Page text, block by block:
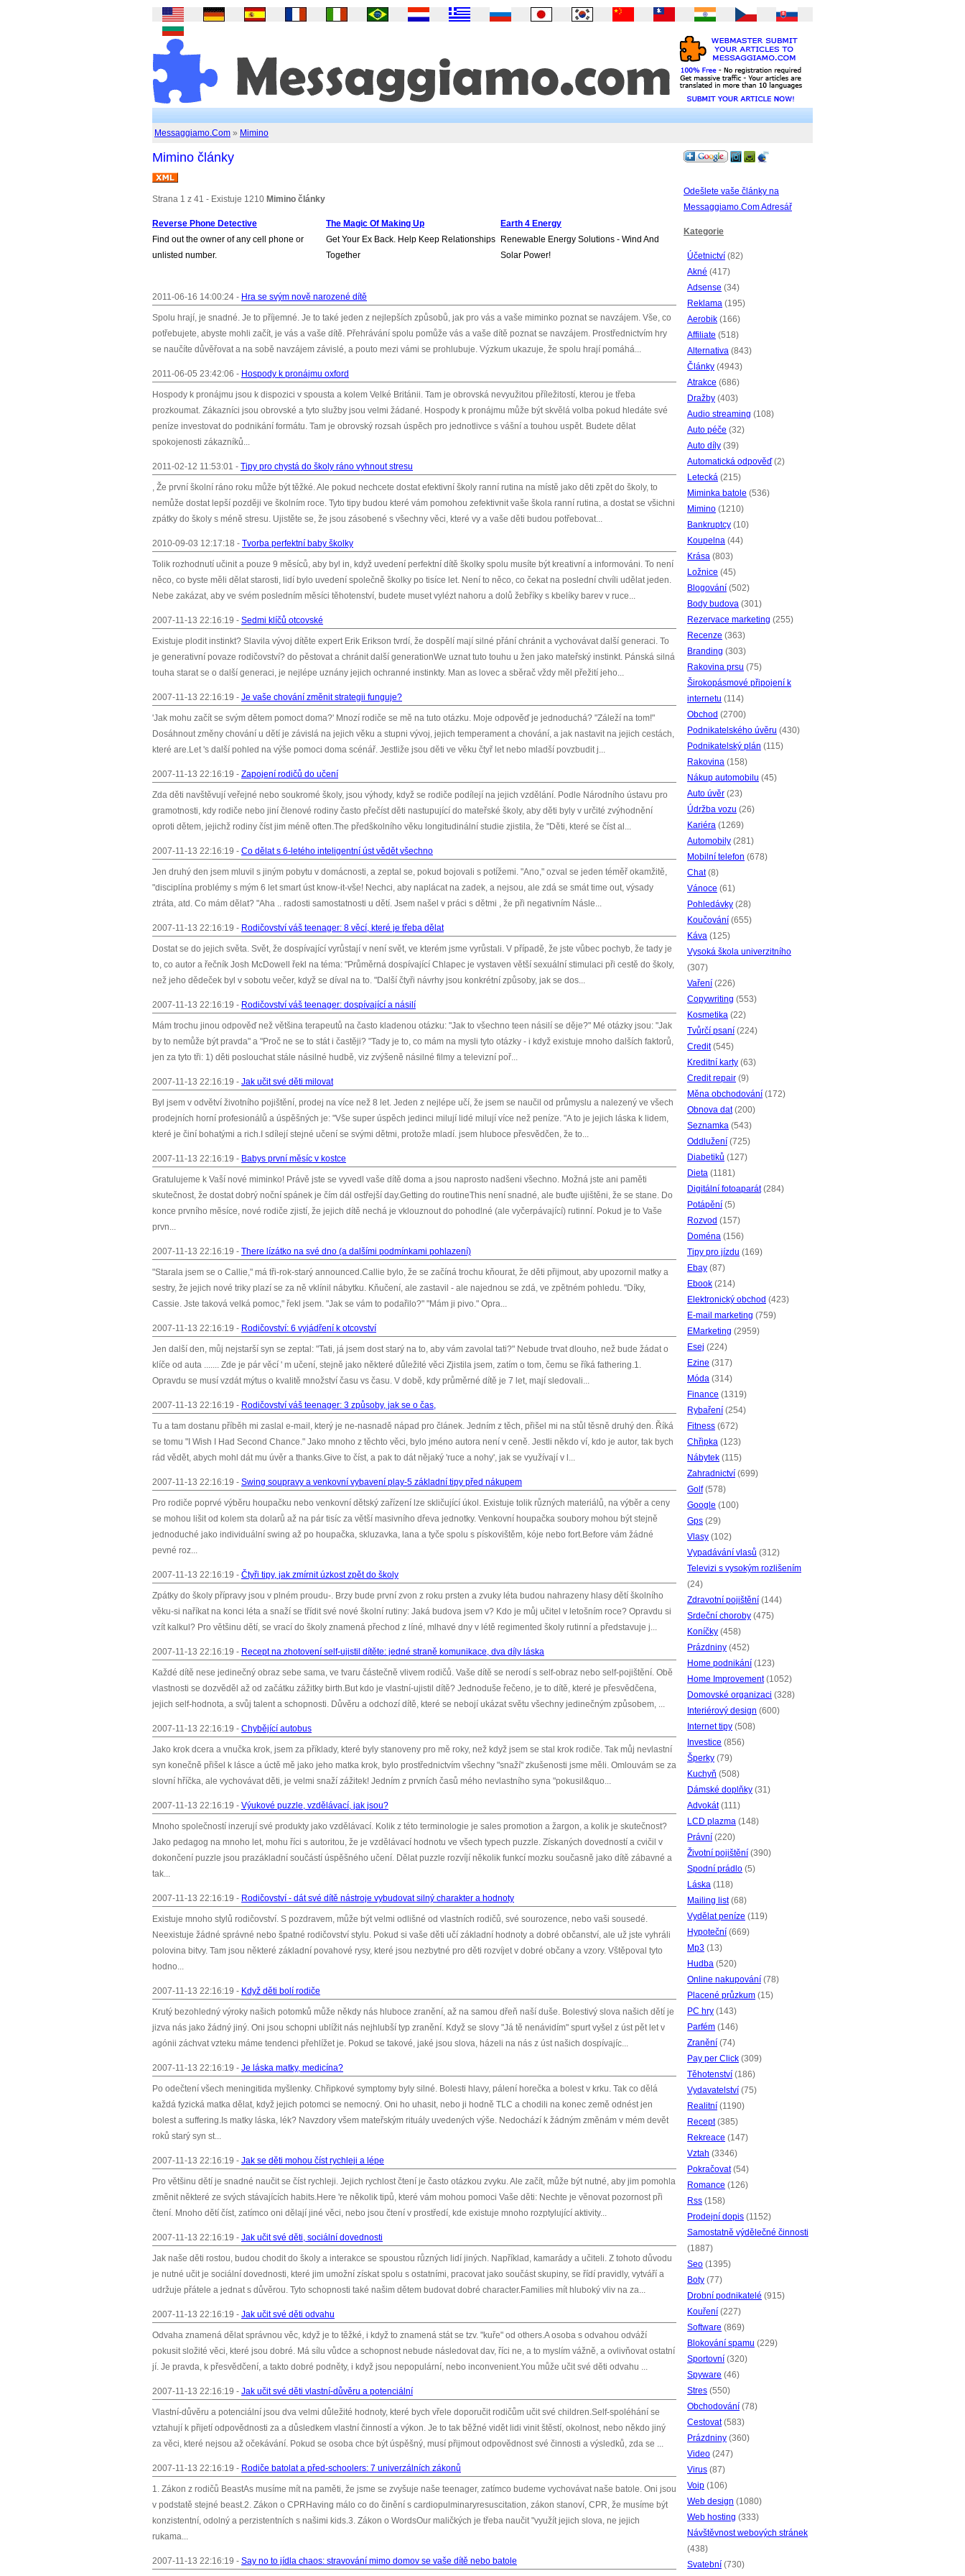
Messaggiamo.Com » Mimino
Mimino články
Strana 1 z 41 - Existuje 1210 Mimino články
Reverse Phone Detective
Find out the owner of any cell phone or
unlisted number.
The Magic Of Making Up
Get Your Ex Back. Help Keep Relationships
Together
Earth 4 Energy
Renewable Energy Solutions - Wind And
Solar Power!
2011-06-16 14:00:24 - Hra se svým nově narozené dítě
Spolu hrají, je snadné. Je to příjemné. Je to také jeden z nejlepších způsobů, jak pro vás a vaše miminko poznat se navzájem. Vše, co
potřebujete, abyste mohli začít, je vás a vaše dítě. Přehrávání spolu pomůže vás a vaše dítě poznat se navzájem. Prostřednictvím hry
se naučíte důvěřovat a na sobě navzájem závislé, a pouto mezi vámi se prohlubuje. Výzkum ukazuje, že spolu hrají pomáhá...
2011-06-05 23:42:06 - Hospody k pronájmu oxford
Hospody k pronájmu jsou k dispozici v spousta a kolem Velké Británii. Tam je obrovská nevyužitou příležitostí, kterou je třeba
prozkoumat. Zákazníci jsou obrovské a tyto služby jsou velmi žádané. Hospody k pronájmu může být skvělá volba pokud hledáte své
peníze investovat do podnikání formátu. Tam je obrovský rozsah úspěch pro jednotlivce s vášní a touhou uspět. Budete dělat
spokojenosti zákazníků...
2011-02-12 11:53:01 - Tipy pro chystá do školy ráno vyhnout stresu
, Že první školní ráno roku může být těžké. Ale pokud nechcete dostat efektivní školy ranní rutina na místě jako děti zpět do školy, to
nemůže dostat lepší později ve školním roce. Tyto tipy budou které vám pomohou zefektivnit vaše škola ranní rutina, a dostat se všichni
zpátky do školy s méně stresu. Ujistěte se, že jsou zásobené s všechny věci, které vy a vaše děti budou potřebovat...
2010-09-03 12:17:18 - Tvorba perfektní baby školky
Tolik rozhodnutí učinit a pouze 9 měsíců, aby byl in, když uvedení perfektní dítě školky spolu musíte být kreativní a informováni. To není
něco, co byste měli dělat starosti, lidí bylo uvedení společně školky po tisíce let. Není to něco, co čekat na poslední chvíli udělat jeden.
Nebe zakázat, aby ve svém posledním měsíci těhotenství, budete muset vylézt nahoru a dolů žebříky s kbelíky barev v ruce...
2007-11-13 22:16:19 - Sedmi klíčů otcovské
Existuje plodit instinkt? Slavila vývoj dítěte expert Erik Erikson tvrdí, že dospělí mají silné přání chránit a vychovávat další generaci. To
je generativní povaze rodičovství? do pěstovat a chránit další generationWe uznat tuto touhu u žen jako mateřský instinkt. Pánská silná
touha starat se o další generaci, je nejlépe uznány jejich ochranné instinkty. Man as lovec a sběrač vždy měl přežití jeho...
2007-11-13 22:16:19 - Je vaše chování změnit strategii funguje?
'Jak mohu začít se svým dětem pomoct doma?' Mnozí rodiče se mě na tuto otázku. Moje odpověď je jednoduchá? "Záleží na tom!"
Dosáhnout změny chování u dětí je závislá na jejich věku a stupni vývoj, jejich temperament a chování, a jak nastavit na jejich cestách,
které are.Let 's další pohled na výše pomoci doma scénář. Jestliže jsou děti ve věku čtyř let nebo mladší povzbudit j...
2007-11-13 22:16:19 - Zapojení rodičů do učení
Zda děti navštěvují veřejné nebo soukromé školy, jsou výhody, když se rodiče podílejí na jejich vzdělání. Podle Národního ústavu pro
gramotnosti, kdy rodiče nebo jiní členové rodiny často přečíst děti nastupující do mateřské školy, aby děti byly v určité zvýhodnění
oproti dětem, jejichž rodiny číst jim méně often.The předškolního věku longitudinální studie zjistila, že "Děti, které se číst al...
2007-11-13 22:16:19 - Co dělat s 6-letého inteligentní úst vědět všechno
Jen druhý den jsem mluvil s jiným pobytu v domácnosti, a zeptal se, pokud bojovali s potížemi. "Ano," ozval se jeden téměř okamžitě,
"disciplína problémy s mým 6 let smart úst know-it-vše! Nechci, aby naplácat na zadek, a nejsou, ale zdá se smát time out, výsady
ztráta, atd. Co mám dělat? "Aha .. radosti samostatnosti u dětí. Jsem našel v práci s dětmi , že při negativním Násle...
2007-11-13 22:16:19 - Rodičovství váš teenager: 8 věcí, které je třeba dělat
Dostat se do jejich světa. Svět, že dospívající vyrůstají v není svět, ve kterém jsme vyrůstali. V případě, že jste vůbec pochyb, že tady je
to, co autor a řečník Josh McDowell řekl na téma: "Průměrná dospívající Chlapec je vystaven větší sexuální stimulaci při cestě do školy,
než jeho dědeček byl v sobotu večer, když se díval na to. "Další čtyři návrhy jsou konkrétní způsoby, jak se dos...
2007-11-13 22:16:19 - Rodičovství váš teenager: dospívající a násilí
Mám trochu jinou odpověď než většina terapeutů na často kladenou otázku: "Jak to všechno teen násilí se děje?" Mé otázky jsou: "Jak
by to nemůže být pravda" a "Proč ne se to stát i častěji? "Tady je to, co mám na mysli tyto otázky - i když existuje mnoho dalších faktorů,
jen za tyto tři: 1) děti poslouchat stále násilné hudbě, viz zvýšeně násilné filmy a televizní poř...
2007-11-13 22:16:19 - Jak učit své děti milovat
Byl jsem v odvětví životního pojištění, prodej na více než 8 let. Jeden z nejlépe učí, že jsem se naučil od průmyslu a nalezený ve všech
prodejních horní profesionálů a úspěšných je: "Vše super úspěch jedinci milují lidé milují více než peníze. "A to je jejich láska k lidem,
které je činí bohatými a rich.I sdílejí stejné učení se svými dětmi, protože mladí. jsem hluboce přesvědčen, že to...
2007-11-13 22:16:19 - Babys první měsíc v kostce
Gratulujeme k Vaší nové miminko! Právě jste se vyvedl vaše dítě doma a jsou naprosto nadšeni všechno. Možná jste ani paměti
skutečnost, že dostat dobrý noční spánek je čím dál ostřejší day.Getting do routineThis není snadné, ale buďte ujištěni, že se stane. Do
konce prvního měsíce, nové rodiče zjistí, že jejich dítě nechá je vklouznout do pohodlné (ale vyčerpávající) rutinní. Pokud je to Vaše
prvn...
2007-11-13 22:16:19 - There lízátko na své dno (a dalšími podmínkami pohlazení)
"Starala jsem se o Callie," má tři-rok-starý announced.Callie bylo, že se začíná trochu kňourat, že děti přijmout, aby upozornil matky a
sestry, že jejich nové triky plazí se za ně vklínil nábytku. Kňučení, ale zastavil - ale najednou se zdá, ve zpětném pohledu. "Díky,
Cassie. Jste taková velká pomoc," řekl jsem. "Jak se vám to podařilo?" "Mám ji pivo." Opra...
2007-11-13 22:16:19 - Rodičovství: 6 vyjádření k otcovství
Jen další den, můj nejstarší syn se zeptal: "Tati, já jsem dost starý na to, aby vám zavolal tati?" Nebude trvat dlouho, než bude žádat o
klíče od auta ....... Zde je pár věcí ' m učení, stejně jako některé důležité věci Zjistila jsem, zatím o tom, čemu se říká fathering.1.
Opravdu se musí vzdát mýtus o kvalitě množství času vs času. V době, kdy průměrné dítě je 7 let, mají sledovali...
2007-11-13 22:16:19 - Rodičovství váš teenager: 3 způsoby, jak se o čas,
Tu a tam dostanu příběh mi zaslal e-mail, který je ne-nasnadě nápad pro článek. Jedním z těch, přišel mi na stůl těsně druhý den. Říká
se tomu "I Wish I Had Second Chance." Jako mnoho z těchto věci, bylo jméno autora není v ceně. Jestli někdo ví, kdo je autor, tak bych
rád vědět, abych mohl dát mu úvěr a thanks.Give to číst, a pak to dát nějaký 'ruce a nohy', jak se využívají v l...
2007-11-13 22:16:19 - Swing soupravy a venkovní vybavení play-5 základní tipy před nákupem
Pro rodiče poprvé výběru houpačku nebo venkovní dětský zařízení lze skličující úkol. Existuje tolik různých materiálů, na výběr a ceny
se mohou lišit od kolem sta dolarů až na pár tisíc za větší masivního dřeva jednotky. Venkovní houpačka soubory mohou být stejně
jednoduché jako individuální swing až po houpačka, skluzavka, lana a tyče spolu s pískovištěm, kóje nebo fort.Before vám žádné
pevné roz...
2007-11-13 22:16:19 - Čtyři tipy, jak zmírnit úzkost zpět do školy
Zpátky do školy přípravy jsou v plném proudu-. Brzy bude první zvon z roku prsten a zvuky léta budou nahrazeny hlasy dětí školního
věku-si naříkat na konci léta a snaží se třídit své nové školní rutiny: Jaká budova jsem v? Kdo je můj učitel v letošním roce? Opravdu si
vzít kalkul? Pro většinu dětí, se vrací do školy znamená přechod z líné, mlhavé dny v létě regimented školy rutinní a představuje j...
2007-11-13 22:16:19 - Recept na zhotovení self-ujistil dítěte: jedné straně komunikace, dva díly láska
Každé dítě nese jedinečný obraz sebe sama, ve tvaru částečně vlivem rodičů. Vaše dítě se nerodí s self-obraz nebo self-pojištění. Obě
vlastnosti se dozvěděl až od začátku zážitky birth.But kdo je vlastní-ujistil dítě? Jednoduše řečeno, je to dítě, které je přesvědčena,
jejich self-hodnota, a svůj talent a schopnosti. Důvěru a odchozí dítě, které se nebojí ukázat světu všechny jedinečným způsobem, ...
2007-11-13 22:16:19 - Chybějící autobus
Jako krok dcera a vnučka krok, jsem za příklady, které byly stanoveny pro mě roky, než když jsem se stal krok rodiče. Tak můj nevlastní
syn konečně přišel k lásce a úctě mě jako jeho matka krok, bylo prostřednictvím všechny "snaží" zkušenosti jsme měli. Omlouvám se za
slovní hříčka, ale vychovávat děti, je velmi snaží zážitek! Jedním z prvních časů mého nevlastního syna "pokusil&quo...
2007-11-13 22:16:19 - Výukové puzzle, vzdělávací, jak jsou?
Mnoho společností inzerují své produkty jako vzdělávací. Kolik z této terminologie je sales promotion a žargon, a kolik je skutečnost?
Jako pedagog na mnoho let, mohu říci s autoritou, že je vzdělávací hodnotu ve všech typech puzzle. Získaných dovedností a cvičil v
dokončení puzzle jsou prazákladní součástí úspěšného učení. Dělat puzzle rozvíjí několik funkcí mozku současně jako dítě zábavné a
tak...
2007-11-13 22:16:19 - Rodičovství - dát své dítě nástroje vybudovat silný charakter a hodnoty
Existuje mnoho stylů rodičovství. S pozdravem, může být velmi odlišné od vlastních rodičů, své sourozence, nebo vaši sousedé.
Neexistuje žádné správné nebo špatné rodičovství stylu. Pokud si vaše děti učí základní hodnoty a dobré občanství, ale už jste vyhráli
polovina bitvy. Tam jsou některé základní povahové rysy, které jsou nezbytné pro děti rozvíjet v dobré občany a vzory. Vštěpoval tyto
hodno...
2007-11-13 22:16:19 - Když děti bolí rodiče
Krutý bezohledný výroky našich potomků může někdy nás hluboce zranění, až na samou dřeň naší duše. Bolestivý slova našich dětí je
jizva nás jako žádný jiný. Oni jsou schopni ublížit nás nejhlubší typ zranění. Když se slovy "Já tě nenávidím" spurt vyšel z úst pět let v
agónii záchvat vzteku máme tendenci přehlížet je. Pokud se takové, jaké jsou slova, házeli na nás z úst našich dospívajíc...
2007-11-13 22:16:19 - Je láska matky, medicína?
Po odečtení všech meningitida myšlenky. Chřipkové symptomy byly silné. Bolesti hlavy, pálení horečka a bolest v krku. Tak co dělá
každá fyzická matka dělat, když jejich potomci se nemocný. Oni ho uhasit, nebo ji hodně TLC a chodili na konec země odnést jen
bolest a suffering.Is matky láska, lék? Navzdory všem mateřským rituály uvedených výše. Nedochází k žádným změnám v mém devět
roků starý syn st...
2007-11-13 22:16:19 - Jak se děti mohou číst rychleji a lépe
Pro většinu dětí je snadné naučit se číst rychleji. Jejich rychlost čtení je často otázkou zvyku. Ale začít, může být nutné, aby jim pomohla
změnit některé ze svých stávajících habits.Here 're několik tipů, které vám mohou pomoci Vaše děti: Nechte je věnovat pozornost při
čtení. Mnoho dětí číst, zatímco oni dělají jiné věci, nebo jsou čtení v prostředí, kde existuje mnoho rozptylující aktivity...
2007-11-13 22:16:19 - Jak učit své děti, sociální dovednosti
Jak naše děti rostou, budou chodit do školy a interakce se spoustou různých lidí jiných. Například, kamarády a učiteli. Z tohoto důvodu
je nutné učit je sociální dovednosti, které jim umožní získat spolu s ostatními, pracovat jako součást skupiny, se řídí pravidly, vytváří a
udržuje přátele a jednat s důvěrou. Tyto schopnosti také našim dětem budovat dobré character.Families mít hluboký vliv na za...
2007-11-13 22:16:19 - Jak učit své děti odvahu
Odvaha znamená dělat správnou věc, když je to těžké, i když to znamená stát se tzv. "kuře" od others.A osoba s odvahou odváží
pokusit složité věci, které jsou dobré. Má sílu vůdce a schopnost nebude následovat dav, říci ne, a to myslím vážně, a ovlivňovat ostatní
jí. Je pravda, k přesvědčení, a takto dobré podněty, i když jsou nepopulární, nebo inconvenient.You může učit své děti odvahu ...
2007-11-13 22:16:19 - Jak učit své děti vlastní-důvěru a potenciální
Vlastní-důvěru a potenciální jsou dva velmi důležité hodnoty, které bych vřele doporučit rodičům učit své children.Self-spoléhání se
vztahují k přijetí odpovědnosti za a důsledkem vlastní činností a výkon. Je to tak běžné vidět lidi vinit štěstí, okolnost, nebo někdo jiný
za věci, které nejsou až očekávání. Pokud se osoba chce být úspěšný, musí přijmout odpovědnost své činnosti a výsledků, zda se ...
2007-11-13 22:16:19 - Rodiče batolat a před-schoolers: 7 univerzálních zákonů
1. Zákon z rodičů BeastAs musíme mít na paměti, že jsme se zvyšuje naše teenager, zatímco budeme vychovávat naše batole. Oni jsou
v podstatě stejné beast.2. Zákon o CPRHaving málo co do činění s cardiopulminaryresuscitation, zákon stanoví, CPR, že musíme být
konzistentní, odolný a perzistentních s našimi kids.3. Zákon o WordsOur maličkých je třeba naučit "využít jejich slova, ne jejich
rukama...
2007-11-13 22:16:19 - Say no to jídla chaos: stravování mimo domov se vaše dítě nebo batole
Odešlete vaše články na
Messaggiamo.Com Adresář
Kategorie
Účetnictví (82)
Akné (417)
Adsense (34)
Reklama (195)
Aerobik (166)
Affiliate (518)
Alternativa (843)
Články (4943)
Atrakce (686)
Dražby (403)
Audio streaming (108)
Auto péče (32)
Auto díly (39)
Automatická odpověď(2)
Letecká (215)
Miminka batole (536)
Mimino (1210)
Bankruptcy (10)
Koupelna (44)
Krása (803)
Ložnice (45)
Blogování (502)
Body budova (301)
Rezervace marketing (255)
Recenze (363)
Branding (303)
Rakovina prsu (75)
Širokopásmové připojení k
internetu (114)
Obchod (2700)
Podnikatelského úvěru (430)
Podnikatelský plán (115)
Rakovina (158)
Nákup automobilu (45)
Auto úvěr (23)
Údržba vozu (26)
Kariéra (1269)
Automobily (281)
Mobilní telefon (678)
Chat(8)
Vánoce (61)
Pohledávky (28)
Koučování (655)
Káva (125)
Vysoká škola univerzitního
(307)
Vaření (226)
Copywriting (553)
Kosmetika (22)
Tvůrčí psaní (224)
Credit(545)
Kreditní karty (63)
Credit repair (9)
Měna obchodování (172)
Obnova dat(200)
Seznamka (543)
Oddlužení (725)
Diabetiků (127)
Dieta (1181)
Digitální fotoaparát(284)
Potápění (5)
Rozvod (157)
Doména (156)
Tipy pro jízdu (169)
Ebay (87)
Ebook (214)
Elektronický obchod (423)
E-mail marketing (759)
EMarketing (2959)
Esej (224)
Ezine (317)
Móda (314)
Finance (1319)
Rybaření (254)
Fitness (672)
Chřipka (123)
Nábytek (115)
Zahradnictví (699)
Golf(578)
Google (100)
Gps (29)
Vlasy (102)
Vypadávání vlasů (312)
Televizi s vysokým rozlišením
(24)
Zdravotní pojištění (144)
Srdeční choroby (475)
Koníčky (458)
Prázdniny (452)
Home podnikání (123)
Home Improvement(1052)
Domovské organizaci (328)
Interiérový design (600)
Internet tipy (508)
Investice (856)
Šperky (79)
Kuchyň (508)
Dámské doplňky (31)
Advokát(111)
LCD plazma (148)
Právní (220)
Životní pojištění (390)
Spodní prádlo (5)
Láska (118)
Mailing list(68)
Vydělat peníze (119)
Hypoteční (669)
Mp3 (13)
Hudba (520)
Online nakupování (78)
Placené průzkum (15)
PC hry (143)
Parfém (146)
Zranění (74)
Pay per Click (309)
Těhotenství (186)
Vydavatelství (75)
Realitní (1190)
Recept(385)
Rekreace (147)
Vztah (3346)
Pokračovat(54)
Romance (126)
Rss (158)
Prodejní dopis (1152)
Samostatně výdělečné činnosti
(1887)
Seo (1395)
Boty (77)
Drobní podnikatelé (915)
Kouření (227)
Software (869)
Blokování spamu (229)
Sportovní (320)
Spyware (46)
Stres (550)
Obchodování (78)
Cestovat(583)
Prázdniny (360)
Video (247)
Virus (87)
Voip (106)
Web design (1080)
Web hosting (333)
Návštěvnost webových stránek
(438)
Svatební (730)